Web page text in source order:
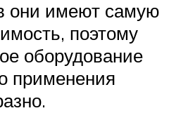
они имеют самую
поэтому
оборудование
применения